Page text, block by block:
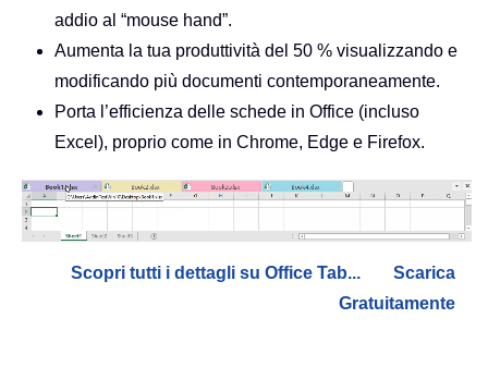
addio al “mouse hand”.
Aumenta la tua produttività del 50 % visualizzando e
modificando più documenti contemporaneamente.
Porta l’efficienza delle schede in Office (incluso
Excel), proprio come in Chrome, Edge e Firefox.
Scopri tutti i dettagli su Office Tab...
Scarica
Gratuitamente